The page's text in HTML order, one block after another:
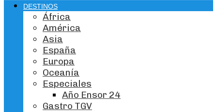
DESTINOS
África
América
Asia
España
Europa
Oceanía
Especiales
Año Ensor 24
Gastro TGV